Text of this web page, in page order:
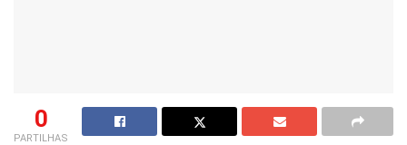
0
PARTILHAS